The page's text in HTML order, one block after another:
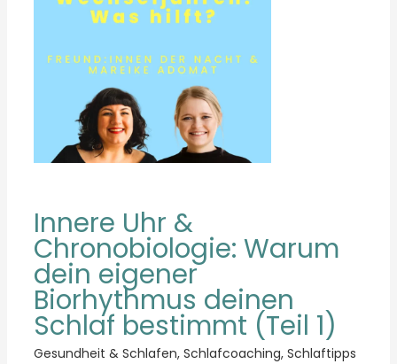
Innere Uhr &
Chronobiologie: Warum
dein eigener
Biorhythmus deinen
Schlaf bestimmt (Teil 1)
Gesundheit & Schlafen, Schlafcoaching, Schlaftipps